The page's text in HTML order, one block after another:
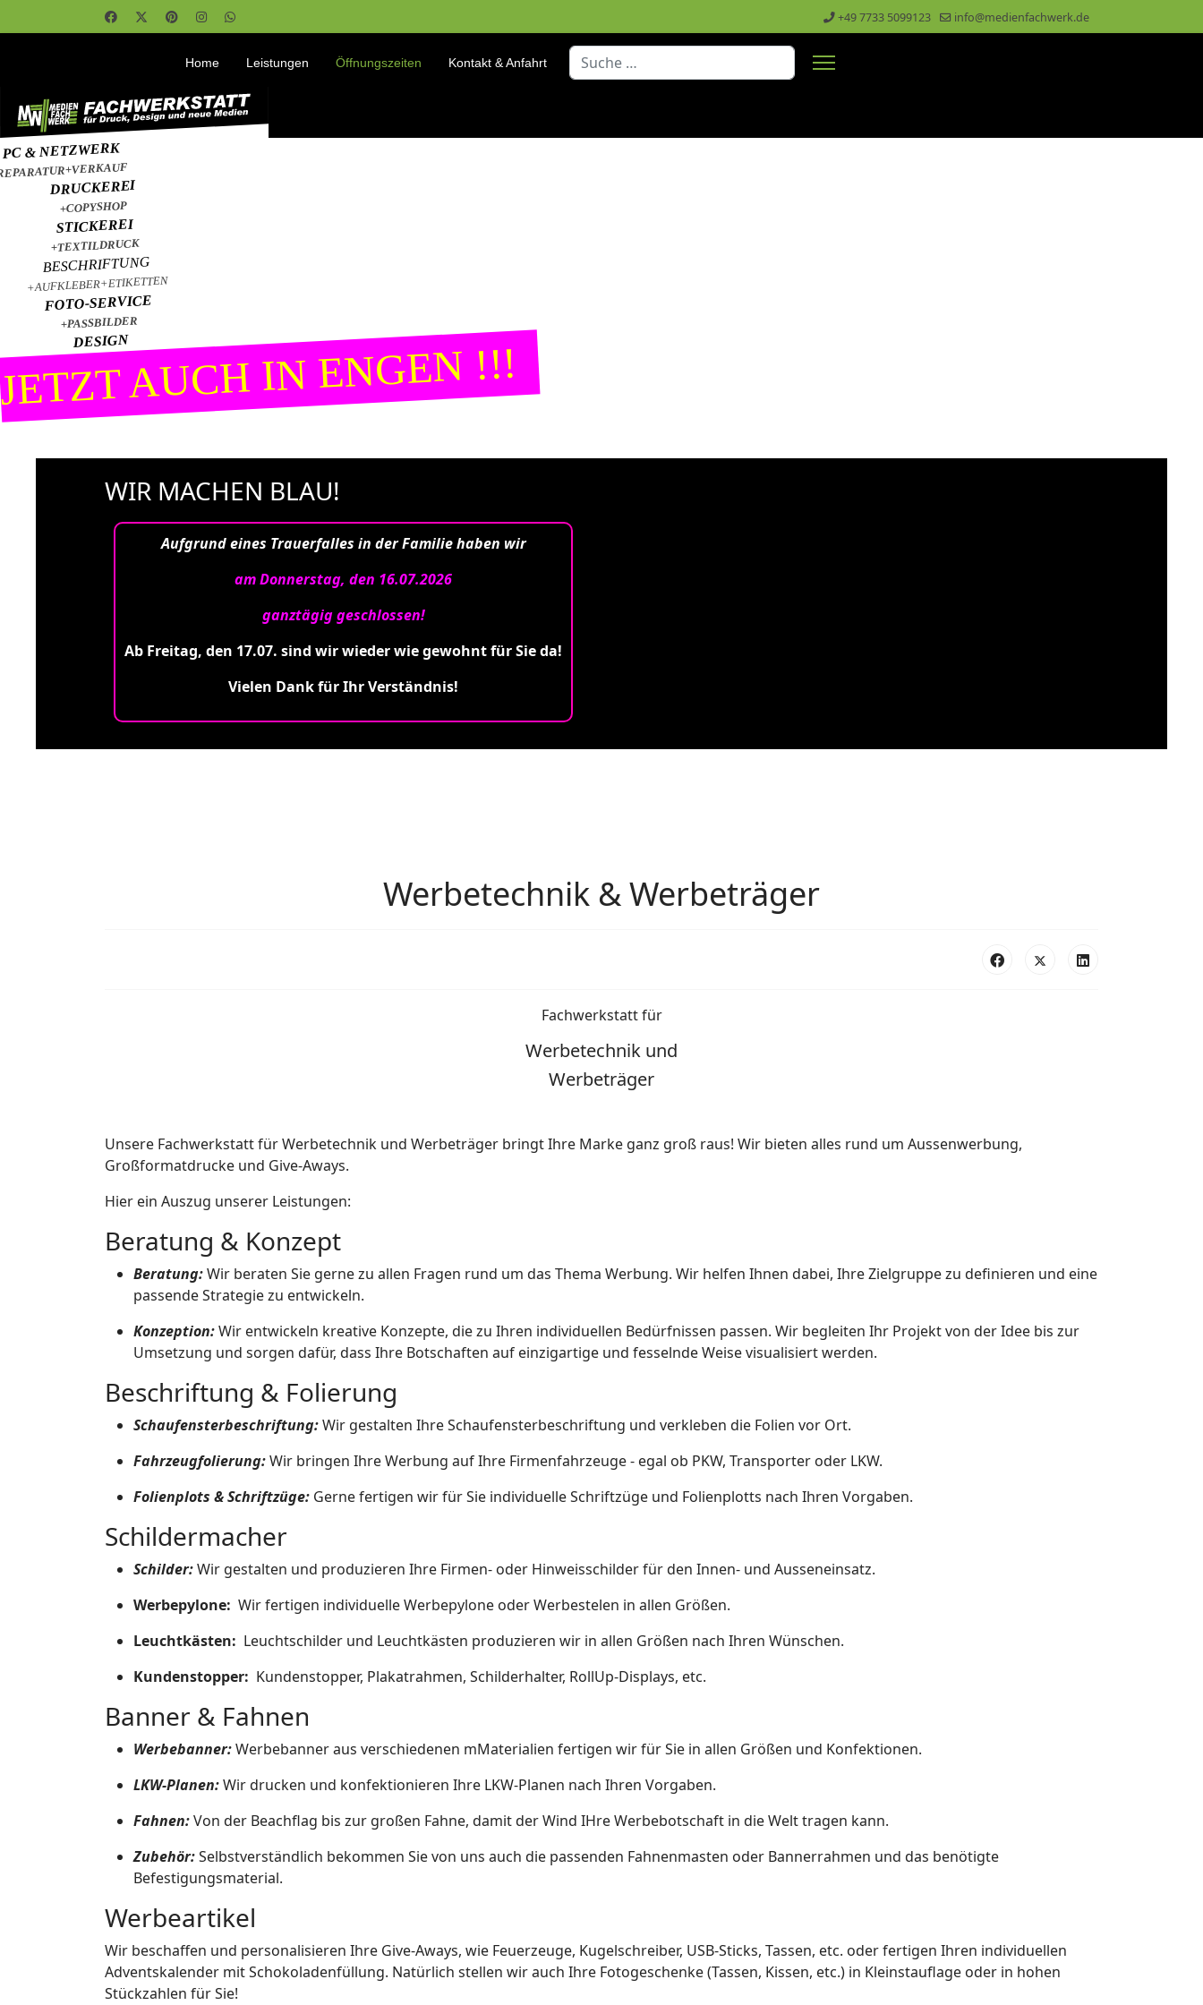
+49 7733 5099123 info@medienfachwerk.de
Home Leistungen Öffnungszeiten Kontakt & Anfahrt
Suchen
PC & NETZWERK
DRUCKEREI
+COPYSHOP
STICKEREI
+TEXTILDRUCK
BESCHRIFTUNG
+AUFKLEBER+ETIKETTEN
FOTO-SERVICE
+PASSBILDER
DESIGN AUCH IN ENGEN !!!
WIR MACHEN BLAU!
Aufgrund eines Trauerfalles in der Familie haben wir
am Donnerstag, den 16.07.2026
ganztägig geschlossen!
Ab Freitag, den 17.07. sind wir wieder wie gewohnt für Sie da!
Vielen Dank für Ihr Verständnis!
Werbetechnik & Werbeträger
Fachwerkstatt für
Werbetechnik und
Werbeträger
Unsere Fachwerkstatt für Werbetechnik und Werbeträger bringt Ihre Marke ganz groß raus! Wir bieten alles rund um Aussenwerbung,
Großformatdrucke und Give-Aways.
Hier ein Auszug unserer Leistungen:
Beratung & Konzept
Beratung:Wir beraten Sie gerne zu allen Fragen rund um das Thema Werbung. Wir helfen Ihnen dabei, Ihre Zielgruppe zu definieren und eine
passende Strategie zu entwickeln.
Konzeption:Wir entwickeln kreative Konzepte, die zu Ihren individuellen Bedürfnissen passen. Wir begleiten Ihr Projekt von der Idee bis zur
Umsetzung und sorgen dafür, dass Ihre Botschaften auf einzigartige und fesselnde Weise visualisiert werden.
Beschriftung & Folierung
Schaufensterbeschriftung:Wir gestalten Ihre Schaufensterbeschriftung und verkleben die Folien vor Ort.
Fahrzeugfolierung:Wir bringen Ihre Werbung auf Ihre Firmenfahrzeuge - egal ob PKW, Transporter oder LKW.
Folienplots & Schriftzüge: Gerne fertigen wir für Sie individuelle Schriftzüge und Folienplotts nach Ihren Vorgaben.
Schildermacher
Schilder:Wir gestalten und produzieren Ihre Firmen- oder Hinweisschilder für den Innen- und Ausseneinsatz.
Werbepylone: Wir fertigen individuelle Werbepylone oder Werbestelen in allen Größen.
Leuchtkästen: Leuchtschilder und Leuchtkästen produzieren wir in allen Größen nach Ihren Wünschen.
Kundenstopper: Kundenstopper, Plakatrahmen, Schilderhalter, RollUp-Displays, etc.
Banner & Fahnen
Werbebanner:Werbebanner aus verschiedenen mMaterialien fertigen wir für Sie in allen Größen und Konfektionen.
LKW-Planen:Wir drucken und konfektionieren Ihre LKW-Planen nach Ihren Vorgaben.
Fahnen:Von der Beachflag bis zur großen Fahne, damit der Wind IHre Werbebotschaft in die Welt tragen kann.
Zubehör:Selbstverständlich bekommen Sie von uns auch die passenden Fahnenmasten oder Bannerrahmen und das benötigte
Befestigungsmaterial.
Werbeartikel
Wir beschaffen und personalisieren Ihre Give-Aways, wie Feuerzeuge, Kugelschreiber, USB-Sticks, Tassen, etc. oder fertigen Ihren individuellen
Adventskalender mit Schokoladenfüllung. Natürlich stellen wir auch Ihre Fotogeschenke (Tassen, Kissen, etc.) in Kleinstauflage oder in hohen
Stückzahlen für Sie!